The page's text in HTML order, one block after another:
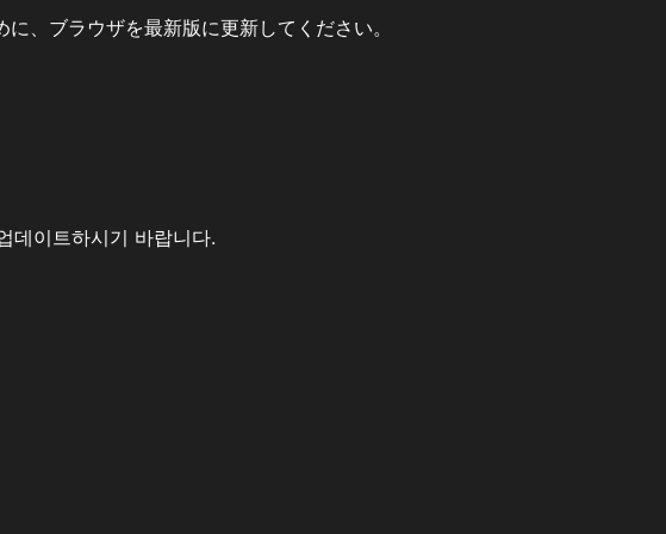
、ブラウザを最新版に更新してください。
데이트하시기 바랍니다.